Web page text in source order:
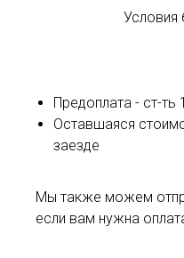
Условия
Предоплата - ст-ть
Оставшаяся
заезде
Мы также можем
если вам нужна